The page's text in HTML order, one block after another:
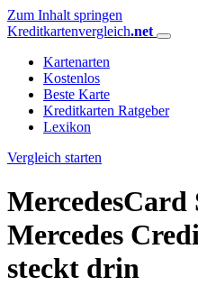
Zum Inhalt springen
Kreditkartenvergleich.net
Kartenarten
Kostenlos
Beste Karte
Kreditkarten Ratgeber
Lexikon
Vergleich starten
Mercedes
steckt drin